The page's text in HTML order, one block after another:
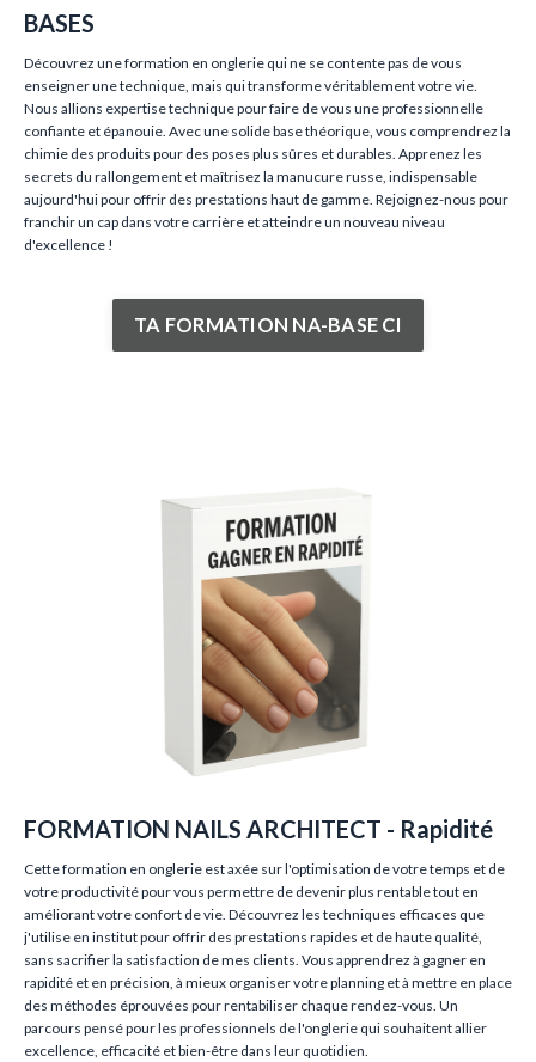
BASES
Découvrez une formation en onglerie qui ne se contente pas de vous
enseigner une technique, mais qui transforme véritablement votre vie.
Nous allions expertise technique pour faire de vous une professionnelle
confiante et épanouie. Avec une solide base théorique, vous comprendrez la
chimie des produits pour des poses plus sûres et durables. Apprenez les
secrets du rallongement et maîtrisez la manucure russe, indispensable
aujourd'hui pour offrir des prestations haut de gamme. Rejoignez-nous pour
franchir un cap dans votre carrière et atteindre un nouveau niveau
d'excellence !
TA FORMATION NA-BASE CI
FORMATION NAILS ARCHITECT - Rapidité
Cette formation en onglerie est axée sur l'optimisation de votre temps et de
votre productivité pour vous permettre de devenir plus rentable tout en
améliorant votre confort de vie. Découvrez les techniques efficaces que
j'utilise en institut pour offrir des prestations rapides et de haute qualité,
sans sacrifier la satisfaction de mes clients. Vous apprendrez à gagner en
rapidité et en précision, à mieux organiser votre planning et à mettre en place
des méthodes éprouvées pour rentabiliser chaque rendez-vous. Un
parcours pensé pour les professionnels de l'onglerie qui souhaitent allier
excellence, efficacité et bien-être dans leur quotidien.